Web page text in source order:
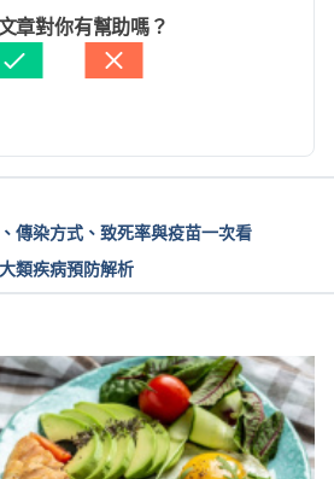
File/Get/9K3XiuIlibgG5Ls0
August 19, 2024.
File/Get/bWIaAU32ND94y
期最高，提醒高風險族群如有
知相關暴露史；並籲請醫師提
Bulletin/Detail/qwVHHPGV
.Accessed August 19,
總護理部健康e點通）
醫師
章對你有幫助嗎？
傳染方式、致死率與疫苗一次看
類疾病預防解析